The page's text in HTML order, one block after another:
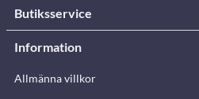
Butiksservice
Information
Allmänna villkor